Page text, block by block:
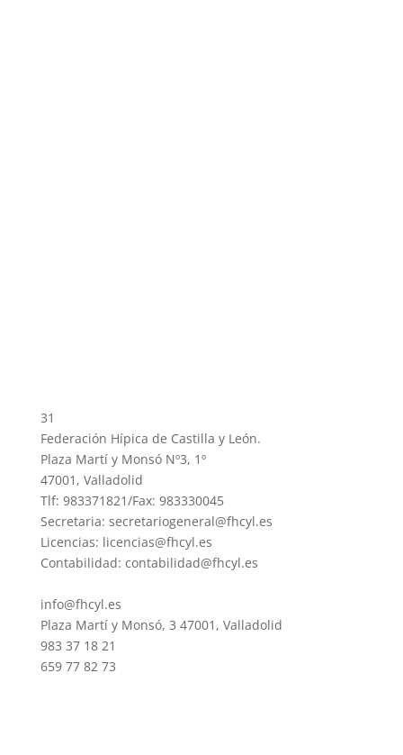
31
Federación Hípica de Castilla y León.
Plaza Martí y Monsó Nº3, 1º
47001, Valladolid
Tlf: 983371821/Fax: 983330045
Secretaria: secretariogeneral@fhcyl.es
Licencias: licencias@fhcyl.es
Contabilidad: contabilidad@fhcyl.es
info@fhcyl.es
Plaza Martí y Monsó, 3 47001, Valladolid
983 37 18 21
659 77 82 73